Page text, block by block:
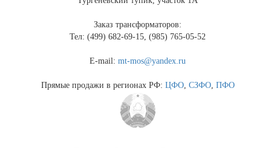
Заказ трансформаторов:
Тел: (499) 682-69-15, (985) 765-05-52
E-mail:mt-mos@yandex.ru
Прямые продажи в регионах РФ: ЦФО, СЗФО, ПФО